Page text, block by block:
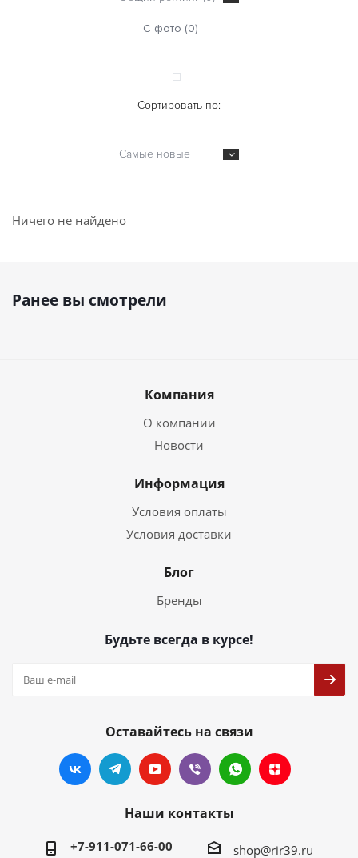
С фото (0)
Сортировать по:
Самые новые
Ничего не найдено
Ранее вы смотрели
Компания
О компании
Новости
Информация
Условия оплаты
Условия доставки
Блог
Бренды
Будьте всегда в курсе!
Оставайтесь на связи
Наши контакты
+7-911-071-66-00 shop@rir39.ru